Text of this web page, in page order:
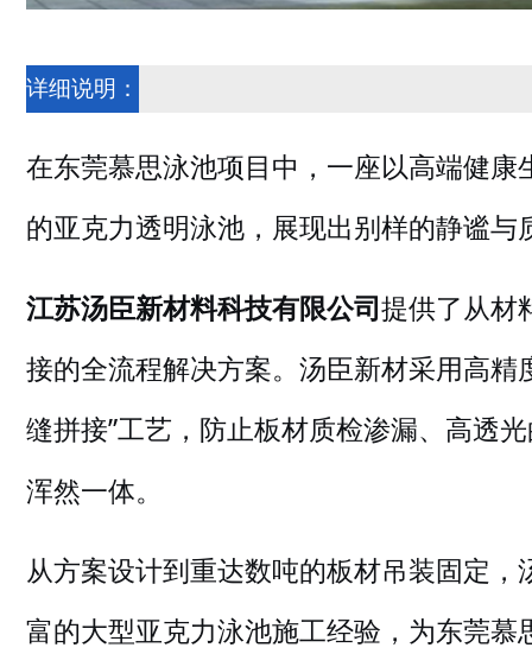
详细说明：
在东莞慕思泳池项目中，一座以高端健康
的亚克力透明泳池，展现出别样的静谧与
江苏汤臣新材料科技有限公司提供了从材
接的全流程解决方案。汤臣新材采用高精
缝拼接”工艺， 防止板材质检渗漏、 高透光
浑然一体。
从方案设计到重达数吨的板材吊装固定，
富的大型亚克力泳池施工经验，为东莞慕